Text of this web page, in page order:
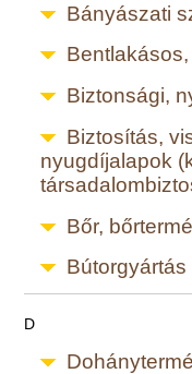
Bányászati
Biztonsági,
Biztosítás,
nyugdíjalapok
Bőr,
Bútorgyártás
D